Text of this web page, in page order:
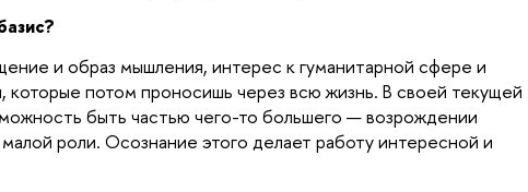
и образ мышления, интерес к гуманитарной сфере и
потом проносишь через всю жизнь. В своей текущей
быть частью чего-то большего — возрождении
роли. Осознание этого делает работу интересной и